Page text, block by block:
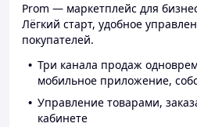
Prom — маркетплейс для
Лёгкий старт, удобное
покупателей.
Три канала продаж
мобильное приложение,
Управление товарами,
кабинете